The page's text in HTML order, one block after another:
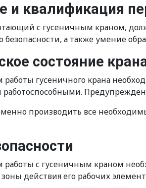
и квалификация
с гусеничным краном,
а также умение
состояние
работы гусеничного крана
производить все
работы с гусеничным краном
действия его рабочих